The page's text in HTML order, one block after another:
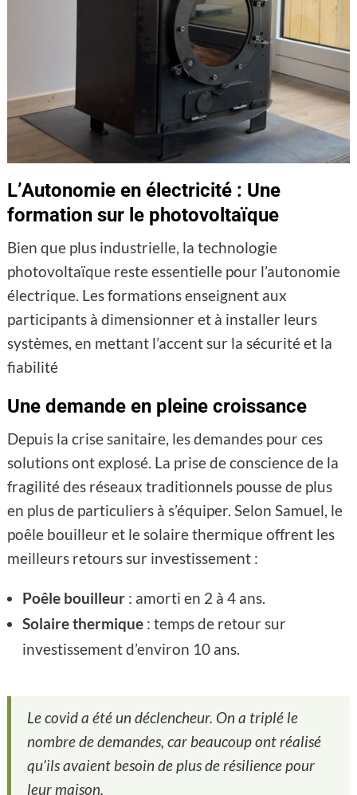
L’Autonomie en électricité : Une
formation sur le photovoltaïque
Bien que plus industrielle, la technologie
photovoltaïque reste essentielle pour l’autonomie
électrique. Les formations enseignent aux
participants à dimensionner et à installer leurs
systèmes, en mettant l’accent sur la sécurité et la
fiabilité
Une demande en pleine croissance
Depuis la crise sanitaire, les demandes pour ces
solutions ont explosé. La prise de conscience de la
fragilité des réseaux traditionnels pousse de plus
en plus de particuliers à s’équiper. Selon Samuel, le
poêle bouilleur et le solaire thermique offrent les
meilleurs retours sur investissement :
Poêle bouilleur: amorti en 2 à 4 ans.
Solaire thermique: temps de retour sur
investissement d’environ 10 ans.
Le covid a été un déclencheur. On a triplé le
nombre de demandes, car beaucoup ont réalisé
qu’ils avaient besoin de plus de résilience pour
leur maison.